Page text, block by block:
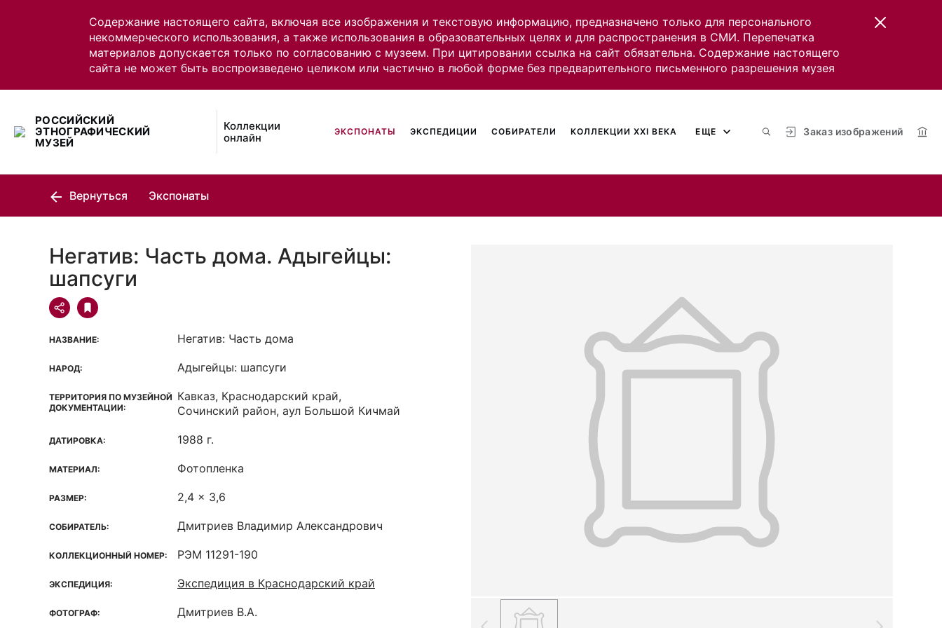
Содержание настоящего сайта, включая все изображения и текстовую информацию, предназначено только для персонального
некоммерческого использования, а также использования в образовательных целях и для распространения в СМИ. Перепечатка
материалов допускается только по согласованию с музеем. При цитировании ссылка на сайт обязательна. Содержание настоящего
сайта не может быть воспроизведено целиком или частично в любой форме без предварительного письменного разрешения музея
РОССИЙСКИЙ
ЭТНОГРАФИЧЕСКИЙ
МУЗЕЙ
Коллекции
онлайн
Заказ изображений
ЭКСПОНАТЫ ЭКСПЕДИЦИИ СОБИРАТЕЛИ КОЛЛЕКЦИИ XXI ВЕКА ЕЩЕ
Вернуться Экспонаты
Негатив: Часть дома. Адыгейцы:
шапсуги
НАЗВАНИЕ: Негатив: Часть дома
НАРОД: Адыгейцы: шапсуги
ТЕРРИТОРИЯ ПО МУЗЕЙНОЙ
ДОКУМЕНТАЦИИ:
Кавказ, Краснодарский край,
Сочинский район, аул Большой Кичмай
ДАТИРОВКА: 1988 г.
МАТЕРИАЛ: Фотопленка
РАЗМЕР: 2,4 x 3,6
СОБИРАТЕЛЬ: Дмитриев Владимир Александрович
КОЛЛЕКЦИОННЫЙ НОМЕР: РЭМ 11291-190
ЭКСПЕДИЦИЯ: Экспедиция в Краснодарский край
ФОТОГРАФ: Дмитриев В.А.